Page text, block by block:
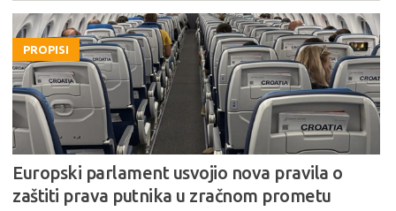
PROPISI
Europski parlament usvojio nova pravila o
zaštiti prava putnika u zračnom prometu